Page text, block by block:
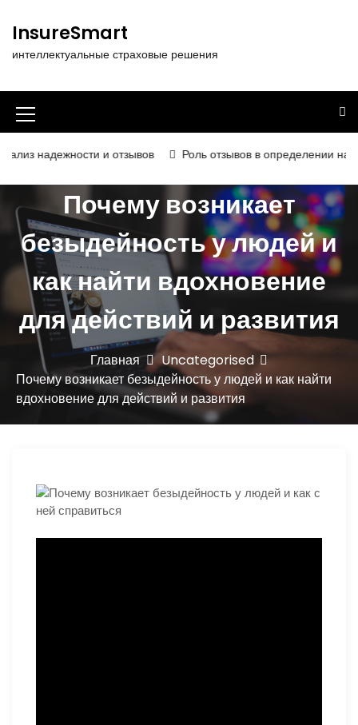
т
к
д
м
InsureSmart
интеллектуальные страховые решения
И
к
о
н
к
а
м
е
н
и отзывов Роль отзывов в определении надёжности и
Почему возникает
безыдейность у людей и
как найти вдохновение
для действий и развития
Главная
Uncategorised
Почему возникает безыдейность у людей и как найти
вдохновение для действий и развития